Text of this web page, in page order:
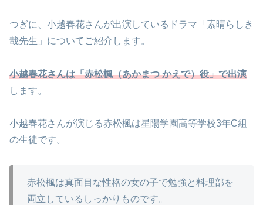
つぎに、小越春花さんが出演しているドラマ「素晴らしき
哉先生」についてご紹介します。
小越春花さんは「赤松楓（あかまつ かえで）役」で出演
します。
小越春花さんが演じる赤松楓は星陽学園高等学校3年C組
の生徒です。
赤松楓は真面目な性格の女の子で勉強と料理部を
両立しているしっかりものです。